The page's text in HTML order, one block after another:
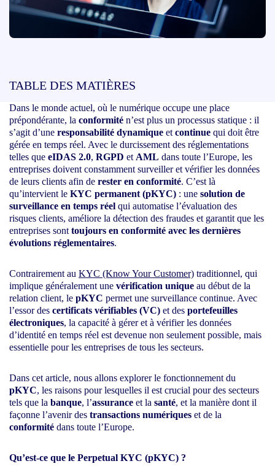
TABLE DES MATIÈRES
Dans le monde actuel, où le numérique occupe une place
prépondérante, la conformité n’est plus un processus statique : il
s’agit d’une responsabilité dynamique et continue qui doit être
gérée en temps réel. Avec le durcissement des réglementations
telles que eIDAS 2.0, RGPD et AML dans toute l’Europe, les
entreprises doivent constamment surveiller et vérifier les données
de leurs clients afin de rester en conformité. C’est là
qu’intervient le KYC permanent (pKYC) : une solution de
surveillance en temps réel qui automatise l’évaluation des
risques clients, améliore la détection des fraudes et garantit que les
entreprises sont toujours en conformité avec les dernières
évolutions réglementaires.
Contrairement au KYC (Know Your Customer) traditionnel, qui
implique généralement une vérification unique au début de la
relation client, le pKYC permet une surveillance continue. Avec
l’essor des certificats vérifiables (VC) et des portefeuilles
électroniques, la capacité à gérer et à vérifier les données
d’identité en temps réel est devenue non seulement possible, mais
essentielle pour les entreprises de tous les secteurs.
Dans cet article, nous allons explorer le fonctionnement du
pKYC, les raisons pour lesquelles il est crucial pour des secteurs
tels que la banque, l’assurance et la santé, et la manière dont il
façonne l’avenir des transactions numériques et de la
conformité dans toute l’Europe.
Qu’est-ce que le Perpetual KYC (pKYC) ?